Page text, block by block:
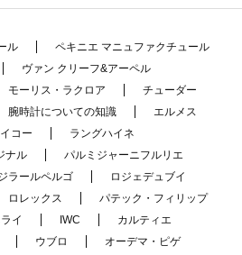
ル
ペキニエ マニュファクチュール
ヴァン クリーフ&アーペル
モーリス・ラクロア
チューダー
腕時計についての知識
エルメス
コー
ラングハイネ
ナル
パルミジャーニフルリエ
ラールペルゴ
ロジェデュブイ
ロレックス
パテック・フィリップ
イ IWC
カルティエ
ウブロ
オーデマ・ピゲ